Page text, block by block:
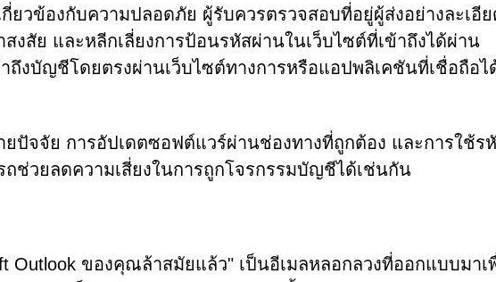
ยวข้องกับความปลอดภัย ผู้รับควรตรวจสอบที่อยู่ผู้ส่งอย่างละเอีย
งสัย และหลีกเลี่ยงการป้อนรหัสผ่านในเว็บไซต์ที่เข้าถึงได้ผ่าน
ถึงบัญชีโดยตรงผ่านเว็บไซต์ทางการหรือแอปพลิเคชันที่เชื่อถือ
ปัจจัย การอัปเดตซอฟต์แวร์ผ่านช่องทางที่ถูกต้อง และการใช้ร
ช่วยลดความเสี่ยงในการถูกโจรกรรมบัญชีได้เช่นกัน
Outlook ของคุณล้าสมัยแล้ว" เป็นอีเมลหลอกลวงที่ออกแบบมาเ